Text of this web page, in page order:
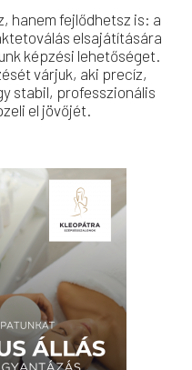
hanem fejlődhetsz is: a
elsajátítására
képzési lehetőséget.
várjuk, aki precíz,
stabil, professzionális
el jövőjét.